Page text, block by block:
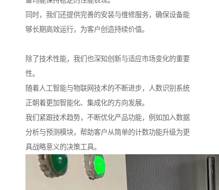
同时，我们还提供完善的安装与维修服务，确保设备能
够长期高效运行，为客户创造持续价值。
除了技术性能，我们也深知创新与适应市场变化的重要
性。
随着人工智能与物联网技术的不断进步，人数识别系统
正朝着更加智能化、集成化的方向发展。
我们紧跟技术趋势，不断优化产品功能，例如加入数据
分析与预测模块，帮助客户从简单的计数功能升级为更
具战略意义的决策工具。